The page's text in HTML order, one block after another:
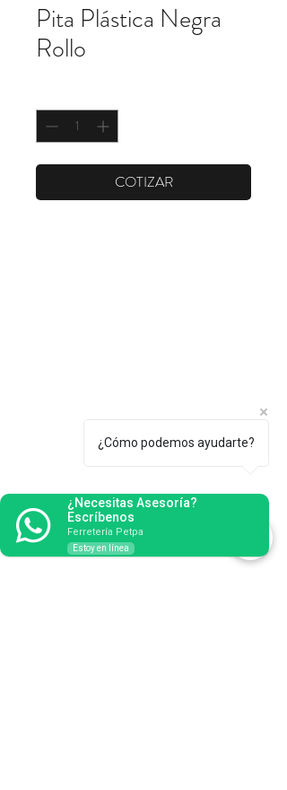
Pita Plástica Negra
Rollo
COTIZAR
¿Cómo podemos ayudarte?
¿Necesitas Asesoría?
Escríbenos
Ferretería Petpa
Estoy en línea